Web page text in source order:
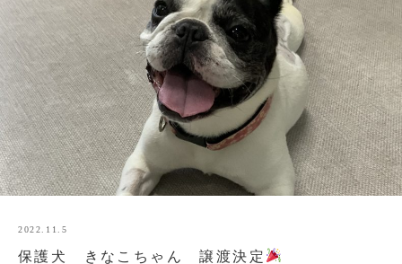
2022.11.5
保護犬 きなこちゃん 譲渡決定